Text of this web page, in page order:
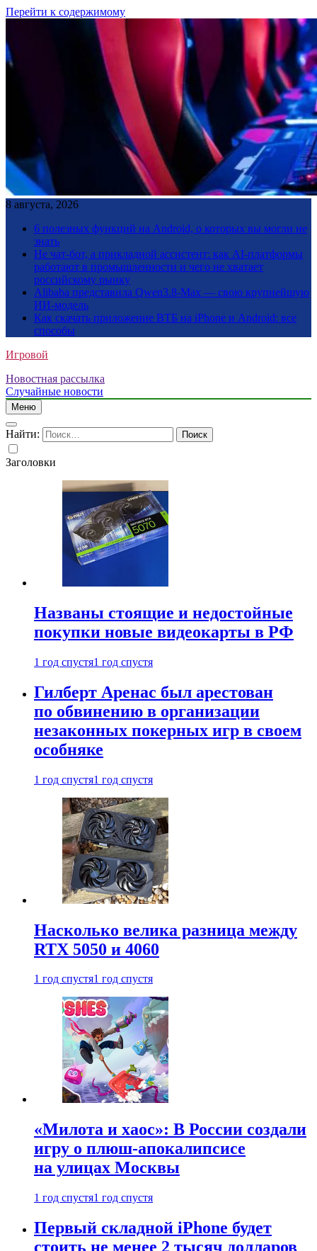
Перейти к содержимому
8 августа, 2026
6 полезных функций на Android, о которых вы могли не
знать
Не чат-бот, а прикладной ассистент: как AI-платформы
работают в промышленности и чего не хватает
российскому рынку
Alibaba представила Qwen3.8-Max — свою крупнейшую
ИИ-модель
Как скачать приложение ВТБ на iPhone и Android: все
способы
Игровой
Новостная рассылка
Случайные новости
Меню
Найти:
Заголовки
Названы стоящие и недостойные
покупки новые видеокарты в РФ
1 год спустя1 год спустя
Гилберт Аренас был арестован
по обвинению в организации
незаконных покерных игр в своем
особняке
1 год спустя1 год спустя
Насколько велика разница между
RTX 5050 и 4060
1 год спустя1 год спустя
«Милота и хаос»: В России создали
игру о плюш-апокалипсисе
на улицах Москвы
1 год спустя1 год спустя
Первый складной iPhone будет
стоить не менее 2 тысяч долларов